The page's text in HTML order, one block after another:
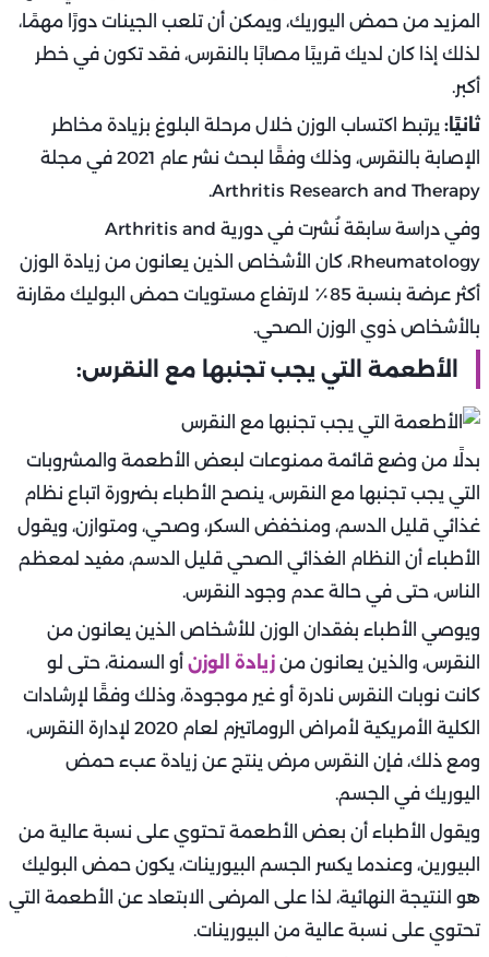
المزيد من حمض اليوريك، ويمكن أن تلعب الجينات دورًا مهمًا،
لذلك إذا كان لديك قريبًا مصابًا بالنقرس، فقد تكون في خطر
أكبر.
ثانيًا: يرتبط اكتساب الوزن خلال مرحلة البلوغ بزيادة مخاطر
الإصابة بالنقرس، وذلك وفقًا لبحث نشر عام 2021 في مجلة
Arthritis Research and Therapy.
وفي دراسة سابقة نُشرت في دورية Arthritis and
Rheumatology، كان الأشخاص الذين يعانون من زيادة الوزن
أكثر عرضة بنسبة 85٪ لارتفاع مستويات حمض البوليك مقارنة
بالأشخاص ذوي الوزن الصحي.
الأطعمة التي يجب تجنبها مع النقرس:
بدلًا من وضع قائمة ممنوعات لبعض الأطعمة والمشروبات
التي يجب تجنبها مع النقرس، ينصح الأطباء بضرورة اتباع نظام
غذائي قليل الدسم، ومنخفض السكر، وصحي، ومتوازن، ويقول
الأطباء أن النظام الغذائي الصحي قليل الدسم، مفيد لمعظم
الناس، حتى في حالة عدم وجود النقرس.
ويوصي الأطباء بفقدان الوزن للأشخاص الذين يعانون من
النقرس، والذين يعانون من زيادة الوزن أو السمنة، حتى لو
كانت نوبات النقرس نادرة أو غير موجودة، وذلك وفقًا لإرشادات
الكلية الأمريكية لأمراض الروماتيزم لعام 2020 لإدارة النقرس،
ومع ذلك، فإن النقرس مرض ينتج عن زيادة عبء حمض
اليوريك في الجسم.
ويقول الأطباء أن بعض الأطعمة تحتوي على نسبة عالية من
البيورين، وعندما يكسر الجسم البيورينات، يكون حمض البوليك
هو النتيجة النهائية، لذا على المرضى الابتعاد عن الأطعمة التي
تحتوي على نسبة عالية من البيورينات.